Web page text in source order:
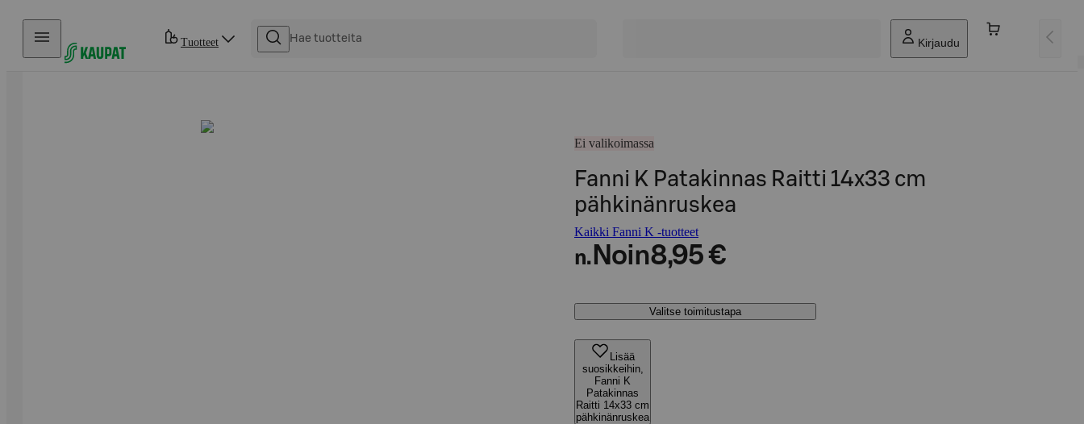
Hyppää sisältöön
Tuotteet Kirjaudu
Ei valikoimassa
Fanni K Patakinnas Raitti 14x33 cm
pähkinänruskea
Kaikki Fanni K -tuotteet
n. Noin8,95 €
Valitse toimitustapa
Lisää
suosikkeihin,
Fanni K
Patakinnas
Raitti 14x33 cm
pähkinänruskea